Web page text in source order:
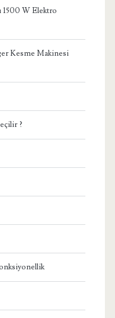
1500 W Elektro
Kesme Makinesi
?